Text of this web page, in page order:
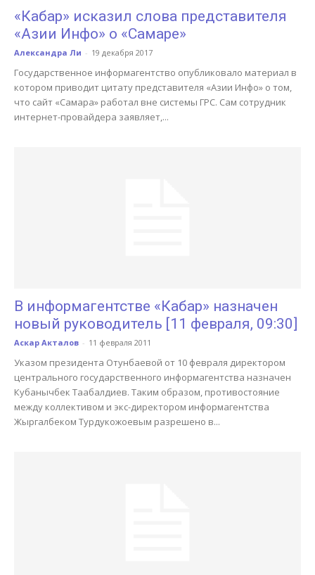
«Кабар» исказил слова представителя
«Азии Инфо» о «Самаре»
Александра Ли - 19 декабря 2017
Государственное информагентство опубликовало материал в
котором приводит цитату представителя «Азии Инфо» о том,
что сайт «Самара» работал вне системы ГРС. Сам сотрудник
интернет-провайдера заявляет,...
В информагентстве «Кабар» назначен
новый руководитель [11 февраля, 09:30]
Аскар Акталов - 11 февраля 2011
Указом президента Отунбаевой от 10 февраля директором
центрального государственного информагентства назначен
Кубанычбек Таабалдиев. Таким образом, противостояние
между коллективом и экс-директором информагентства
Жыргалбеком Турдукожоевым разрешено в...